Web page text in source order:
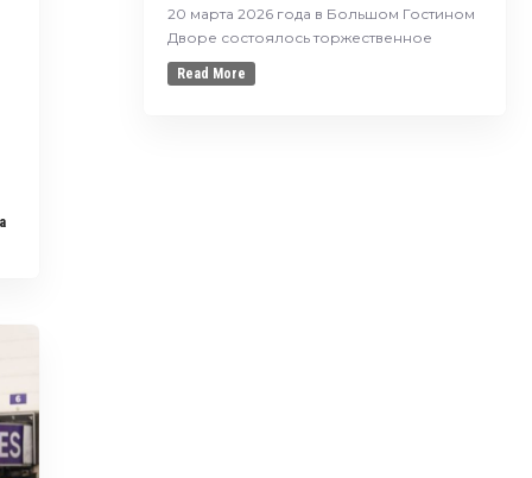
20 марта 2026 года в Большом Гостином
Дворе состоялось торжественное
Read More